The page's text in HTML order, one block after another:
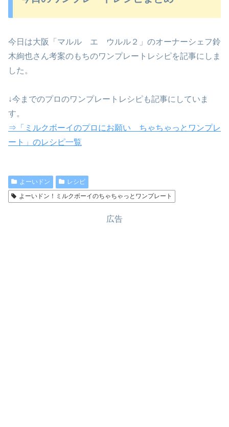
今日は大阪「マルル エ ウルル２」のオーナーシェフ鈴
木絢也さん考案のもちのワンプレートレシピを記事にしま
した。
↓今までのプロのワンプレートレシピも記事にしていま
す。
⇒「ミルクボーイのプロにお願い ちゃちゃっとワンプレ
ート」のレシピ一覧
よーいドン
レシピ
よーいドン！ミルクボーイのちゃちゃっとワンプレート
広告